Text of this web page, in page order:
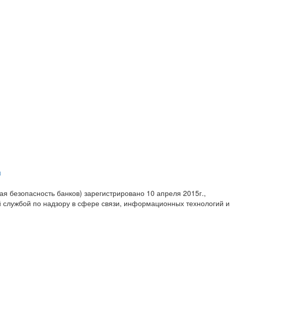
банков) зарегистрировано 10 апреля 2015г.,
по надзору в сфере связи, информационных технологий и